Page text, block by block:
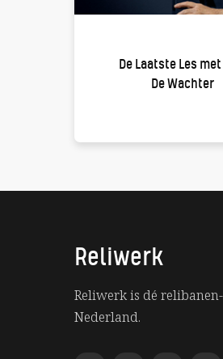
De Laatste Les
De Wachter
Reliwerk
Reliwerk is dé
Nederland.